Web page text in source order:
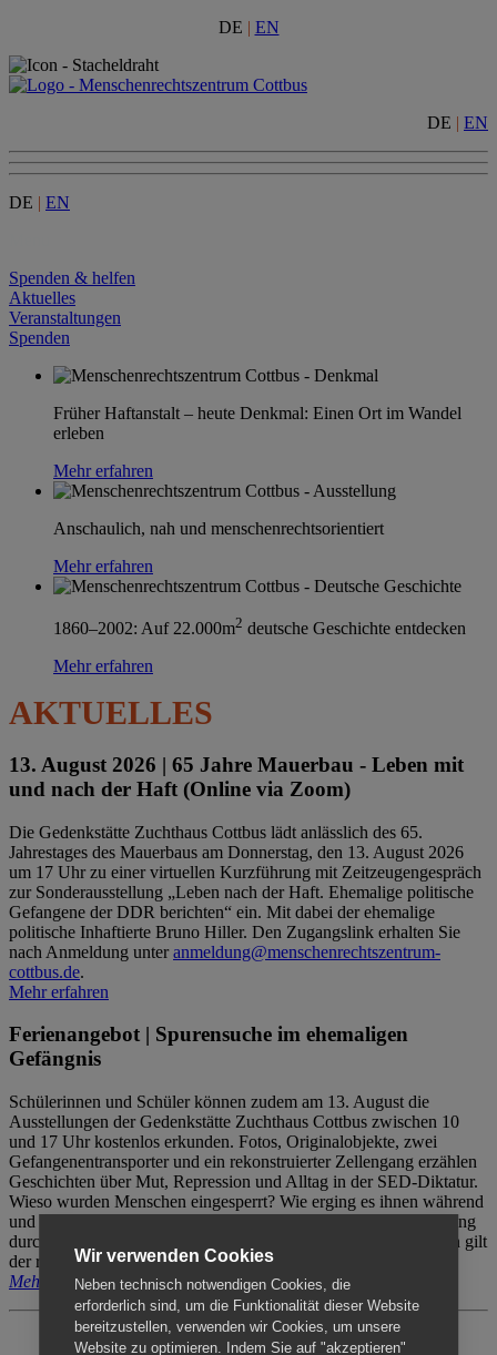
DE | EN
DE | EN
DE | EN
Spenden & helfen
Aktuelles
Veranstaltungen
Spenden
Früher Haftanstalt – heute Denkmal: Einen Ort im Wandel
erleben
Mehr erfahren
Anschaulich, nah und menschenrechtsorientiert
Mehr erfahren
1860–2002: Auf 22.000m2 deutsche Geschichte entdecken
Mehr erfahren
AKTUELLES
13. August 2026 | 65 Jahre Mauerbau - Leben mit
und nach der Haft (Online via Zoom)
Die Gedenkstätte Zuchthaus Cottbus lädt anlässlich des 65.
Jahrestages des Mauerbaus am Donnerstag, den 13. August 2026
um 17 Uhr zu einer virtuellen Kurzführung mit Zeitzeugengespräch
zur Sonderausstellung „Leben nach der Haft. Ehemalige politische
Gefangene der DDR berichten“ ein. Mit dabei der ehemalige
politische Inhaftierte Bruno Hiller. Den Zugangslink erhalten Sie
nach Anmeldung unteranmeldung@menschenrechtszentrum-
cottbus.de.
Mehr erfahren
Ferienangebot | Spurensuche im ehemaligen
Gefängnis
Schülerinnen und Schüler können zudem am 13. August die
Ausstellungen der Gedenkstätte Zuchthaus Cottbus zwischen 10
und 17 Uhr kostenlos erkunden. Fotos, Originalobjekte, zwei
Gefangenentransporter und ein rekonstruierter Zellengang erzählen
Geschichten über Mut, Repression und Alltag in der SED-Diktatur.
Wieso wurden Menschen eingesperrt? Wie erging es ihnen während
und nach der Haft? Der Besuch erfolgt individuell ohne Betreuung
durch das Menschenrechtszentrum Cottbus. Für Begleitpersonen gilt
der reguläre Eintritt (8€ / ermäßigt 5€).
Mehr erfahren
Wir verwenden Cookies
Neben technisch notwendigen Cookies, die
erforderlich sind, um die Funktionalität dieser Website
bereitzustellen, verwenden wir Cookies, um unsere
Website zu optimieren. Indem Sie auf "akzeptieren"